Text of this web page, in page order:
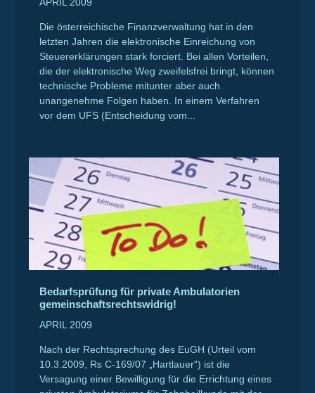
Die österreichische Finanzverwaltung hat in den
letzten Jahren die elektronische Einreichung von
Steuererklärungen stark forciert. Bei allen Vorteilen,
die der elektronische Weg zweifelsfrei bringt, können
technische Probleme mitunter aber auch
unangenehme Folgen haben. In einem Verfahren
vor dem UFS (Entscheidung vom...
Bedarfsprüfung für private Ambulatorien
gemeinschaftsrechtswidrig!
APRIL 2009
Nach der Rechtsprechung des EuGH (Urteil vom
10.3.2009, Rs C-169/07 „Hartlauer“) ist die
Versagung einer Bewilligung für die Errichtung eines